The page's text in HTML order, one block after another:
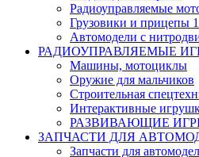
Радиоуправляемые
Грузовики и прицепы
Автомодели с
РАДИОУПРАВЛЯЕМЫЕ
Машины, мотоциклы
Оружие для мальчиков
Строительная
Интерактивные
РАЗВИВАЮЩИЕ
ЗАПЧАСТИ ДЛЯ
Запчасти для